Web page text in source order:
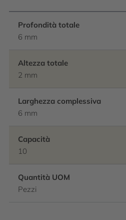
Profondità totale
6 mm
Altezza totale
2 mm
Larghezza complessiva
6 mm
Capacità
10
Quantità UOM
Pezzi